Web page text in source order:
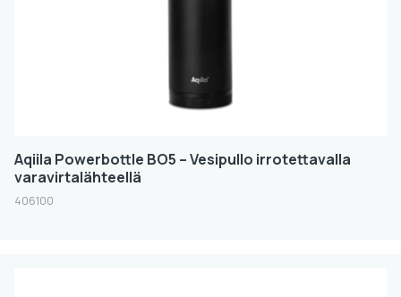
Aqiila Powerbottle BO5 – Vesipullo irrotettavalla
varavirtalähteellä
406100